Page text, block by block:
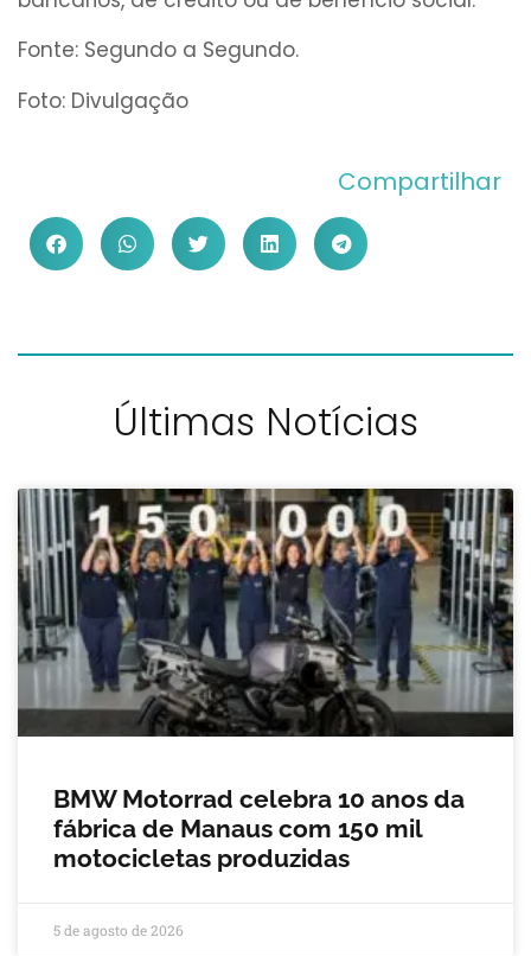
Fonte: Segundo a Segundo.
Foto: Divulgação
Compartilhar
Últimas Notícias
BMW Motorrad celebra 10 anos da
fábrica de Manaus com 150 mil
motocicletas produzidas
5 de agosto de 2026